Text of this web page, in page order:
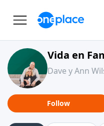
Vida en
Dave y Ann
Follow